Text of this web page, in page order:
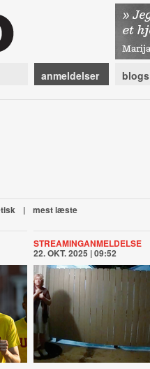
anmeldelser blogs
| mest læste
STREAMINGANMELDELSE
22. OKT. 2025 | 09:52